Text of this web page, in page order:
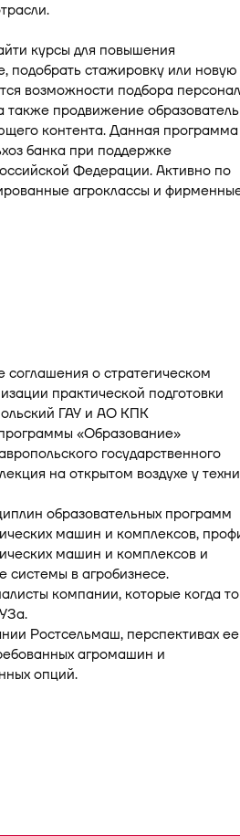
курсы для повышения
подобрать стажировку или новую
возможности подбора
продвижение
контента. Данная программа
банка при поддержке
Федерации. Активно по
агроклассы и
о стратегическом
практической подготовки
ГАУ и АО КПК
«Образование»
государственного
на открытом воздухе у
образовательных программ
машин и комплексов,
машин и комплексов и
системы в агробизнесе.
компании, которые когда то
Ростсельмаш, перспективах ее
агромашин и
опций.